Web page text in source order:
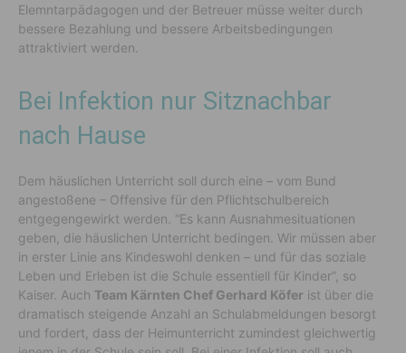
Elemntarpädagogen und der Betreuer müsse weiter durch
bessere Bezahlung und bessere Arbeitsbedingungen
attraktiviert werden.
Bei Infektion nur Sitznachbar
nach Hause
Dem häuslichen Unterricht soll durch eine – vom Bund
angestoßene – Offensive für den Pflichtschulbereich
entgegengewirkt werden. “Es kann Ausnahmesituationen
geben, die häuslichen Unterricht bedingen. Wir müssen aber
in erster Linie ans Kindeswohl denken – und für das soziale
Leben und Erleben ist die Schule essentiell für Kinder”, so
Kaiser. Auch Team Kärnten Chef Gerhard Köfer ist über die
dramatisch steigende Anzahl an Schulabmeldungen besorgt
und fordert, dass der Heimunterricht zumindest gleichwertig